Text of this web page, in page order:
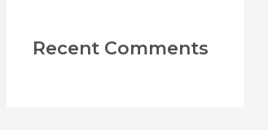
Recent Comments